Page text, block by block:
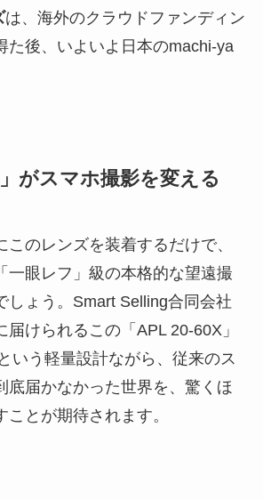
は、海外のクラウドファンディン
た後、いよいよ日本のmachi-ya
がスマホ撮影を変える
このレンズを装着するだけで、
一眼レフ」級の本格的な望遠撮
しょう。Smart Selling合同会社
届けられるこの「APL 20-60X」
いう軽量設計ながら、従来のス
底届かなかった世界を、驚くほ
ことが期待されます。